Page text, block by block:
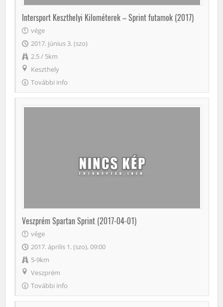
Intersport Keszthelyi Kilométerek – Sprint futamok (2017)
vége
2017. június 3. (szo)
2.5 / 5km
Keszthely
További info
Veszprém Spartan Sprint (2017-04-01)
vége
2017. április 1. (szo), 09:00
5-9km
Veszprém
További info